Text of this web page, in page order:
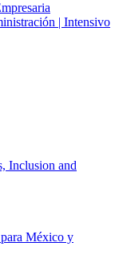
| Intensivo
Inclusion and
México y